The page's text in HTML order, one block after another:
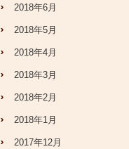
2018年6月
2018年5月
2018年4月
2018年3月
2018年2月
2018年1月
2017年12月